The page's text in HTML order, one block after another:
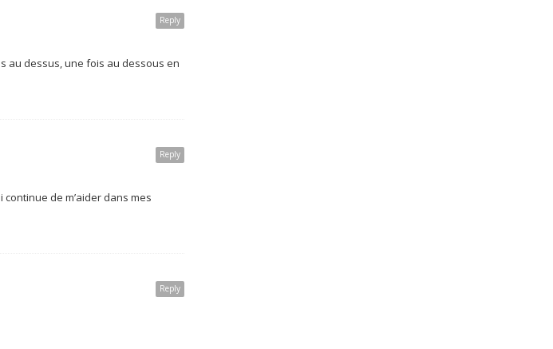
Reply
au dessus, une fois au dessous en
Reply
de m’aider dans mes
Reply